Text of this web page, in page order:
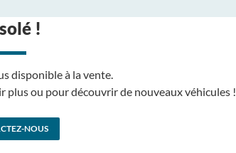
!
disponible à la vente.
plus ou pour découvrir de nouveaux véhicules !
NOUS